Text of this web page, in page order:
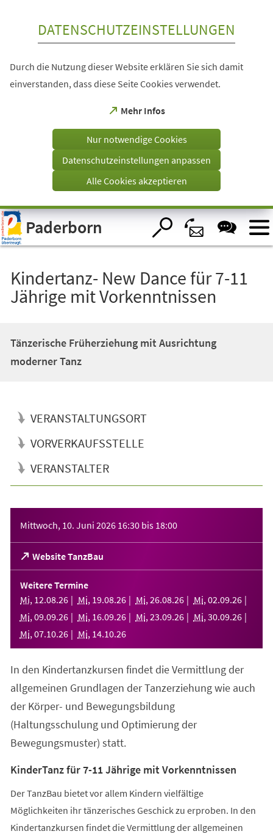
Visuelle
Assistenzsoftware
öffnen.
DATENSCHUTZEINSTELLUNGEN
Durch die Nutzung dieser Website erklären Sie sich damit
einverstanden, dass diese Seite Cookies verwendet.
Mehr Infos
(Öffnet
einem
Tab)
Nur notwendige Cookies
Datenschutzeinstellungen anpassen
Alle Cookies akzeptieren
Paderborn
Kindertanz- New Dance für 7-11
Jährige mit Vorkenntnissen
Tänzerische Früherziehung mit Ausrichtung
moderner Tanz
VERANSTALTUNGSORT
VORVERKAUFSSTELLE
VERANSTALTER
Mittwoch, 10. Juni 2026 16:30 bis 18:00
Website TanzBau
(Öffnet
in
einem
neuen
Tab)
Weitere Termine
Mi, 12.08.26 Mi, 19.08.26 Mi, 26.08.26 Mi, 02.09.26
Mi, 09.09.26 Mi, 16.09.26 Mi, 23.09.26 Mi, 30.09.26
Mi, 07.10.26 Mi, 14.10.26
In den Kindertanzkursen findet die Vermittlung der
allgemeinen Grundlagen der Tanzerziehung wie auch
der Körper- und Bewegungsbildung
(Haltungsschulung und Optimierung der
Bewegungsmuster) statt.
KinderTanz für 7-11 Jährige mit Vorkenntnissen
Der TanzBau bietet vor allem Kindern vielfältige
Möglichkeiten ihr tänzerisches Geschick zu erproben. In den
Kindertanzkursen findet die Vermittlung der allgemeinen